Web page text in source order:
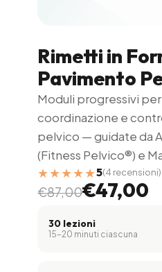
Rimetti in
Pavimento
Moduli progressivi
coordinazione e
pelvico — guidate da
(Fitness Pelvico®) e
★★★★★5(4 recensioni)
€87,00€47,00
30 lezioni
15–20 minuti ciascuna